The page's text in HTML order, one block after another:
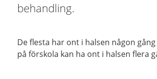
behandling.
De flesta har ont i halsen någon
på förskola kan ha ont i halsen flera